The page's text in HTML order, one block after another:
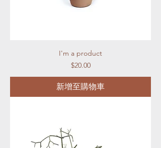
I'm a product
價格
$20.00
新增至購物車